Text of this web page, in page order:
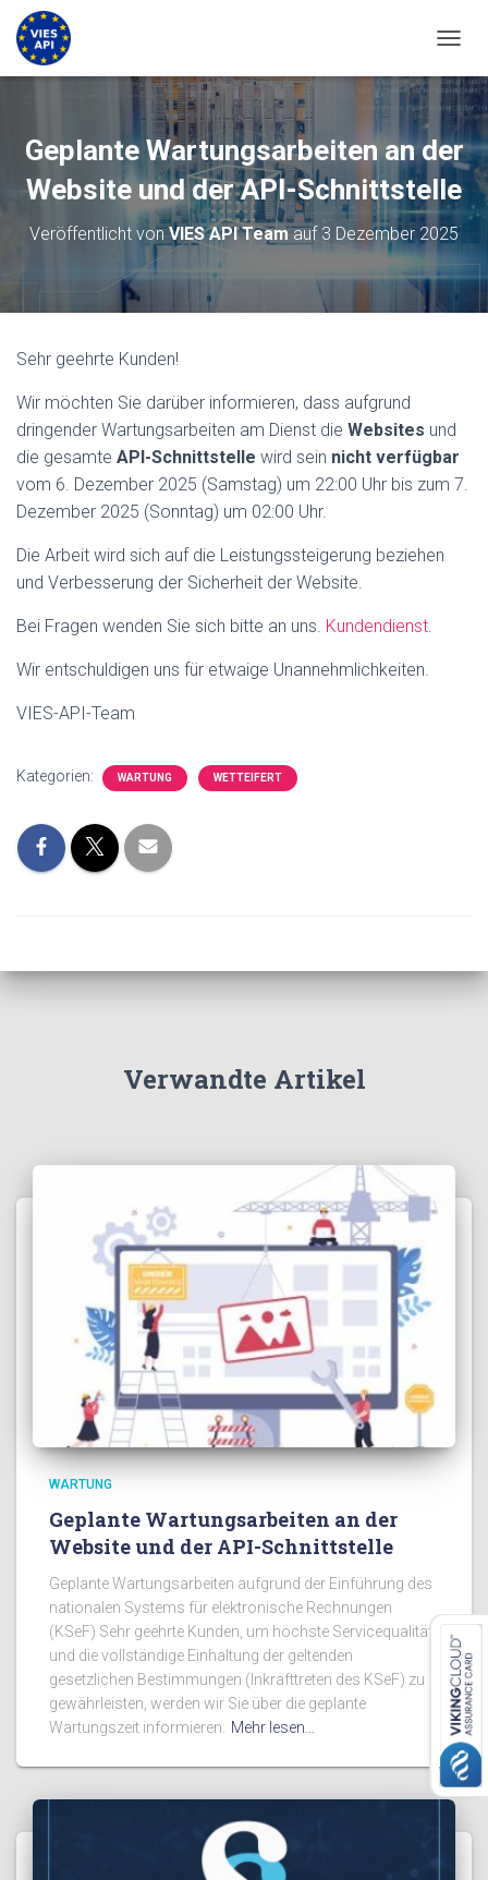
Geplante Wartungsarbeiten an der
Website und der API-Schnittstelle
Veröffentlicht vonVIES API Teamauf 3 Dezember 2025
Sehr geehrte Kunden!
Wir möchten Sie darüber informieren, dass aufgrund
dringender Wartungsarbeiten am Dienst die Websites und
die gesamte API-Schnittstelle wird sein nicht verfügbar
vom 6. Dezember 2025 (Samstag) um 22:00 Uhr bis zum 7.
Dezember 2025 (Sonntag) um 02:00 Uhr.
Die Arbeit wird sich auf die Leistungssteigerung beziehen
und Verbesserung der Sicherheit der Website.
Bei Fragen wenden Sie sich bitte an uns. Kundendienst.
Wir entschuldigen uns für etwaige Unannehmlichkeiten.
VIES-API-Team
Kategorien: WARTUNG WETTEIFERT
Verwandte Artikel
WARTUNG
Geplante Wartungsarbeiten an der
Website und der API-Schnittstelle
Geplante Wartungsarbeiten aufgrund der Einführung des
nationalen Systems für elektronische Rechnungen
(KSeF) Sehr geehrte Kunden, um höchste Servicequalität
und die vollständige Einhaltung der geltenden
gesetzlichen Bestimmungen (Inkrafttreten des KSeF) zu
gewährleisten, werden wir Sie über die geplante
Wartungszeit informieren.
Mehr lesen…